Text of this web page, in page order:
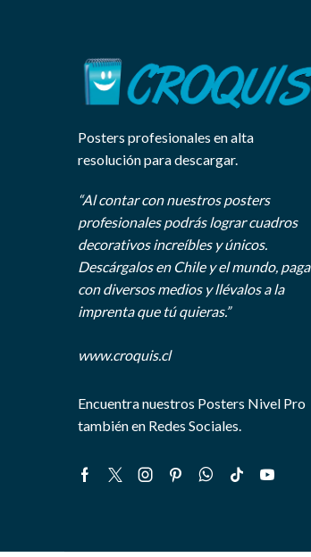
Posters profesionales en alta
resolución para descargar.
“Al contar con nuestros posters
profesionales podrás lograr cuadros
decorativos increíbles y únicos.
Descárgalos en Chile y el mundo, paga
con diversos medios y llévalos a la
imprenta que tú quieras.”
www.croquis.cl
Encuentra nuestros Posters Nivel Pro
también en Redes Sociales.
Facebook
TwitterInstagram
PinterestWhatsapp
Tik- Youtube